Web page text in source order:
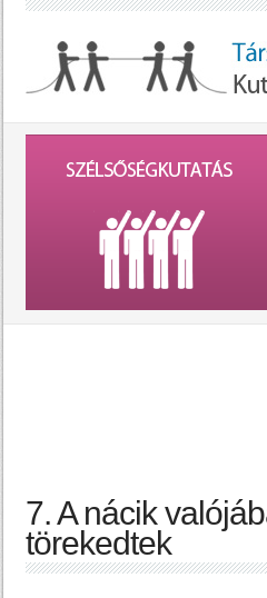
7. A nácik
törekedtek